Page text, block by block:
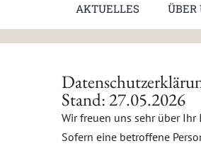
AKTUELLES ÜBER
Datenschutzerklärung
Stand: 27.05.2026
Wir freuen uns sehr über
Sofern eine betroffene